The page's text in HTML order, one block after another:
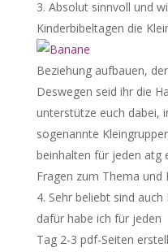
Absolut sinnvoll und
Kinderbibeltagen die
Beziehung aufbauen,
Deswegen seid ihr die
unterstütze euch dabei,
sogenannte
beinhalten für jeden atg
Fragen zum Thema und
Sehr beliebt sind
dafür habe ich für jeden
Tag 2-3 pdf-Seiten